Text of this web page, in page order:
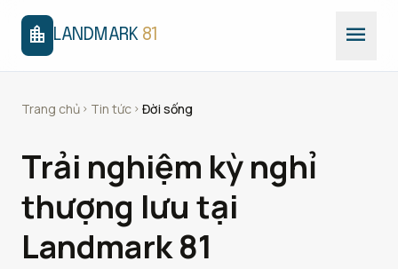
location_city LANDMARK 81 menu
Trang chủ chevron_right Tin tức chevron_right Đời sống
Trải nghiệm kỳ nghỉ
thượng lưu tại
Landmark 81